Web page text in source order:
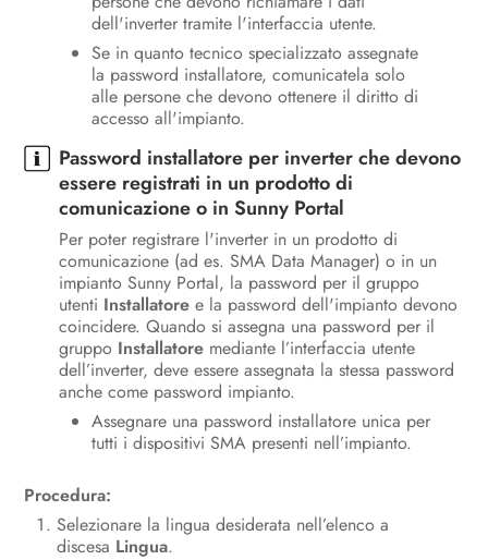
dell'inverter tramite l'interfaccia utente.
Se in quanto tecnico specializzato assegnate
la password installatore, comunicatela solo
alle persone che devono ottenere il diritto di
accesso all'impianto.
Password installatore per inverter che devono
essere registrati in un prodotto di
comunicazione o in Sunny Portal
Per poter registrare l'inverter in un prodotto di
comunicazione (ad es. SMA Data Manager) o in un
impianto Sunny Portal, la password per il gruppo
utenti Installatore e la password dell'impianto devono
coincidere. Quando si assegna una password per il
gruppo Installatore mediante l’interfaccia utente
dell’inverter, deve essere assegnata la stessa password
anche come password impianto.
Assegnare una password installatore unica per
tutti i dispositivi SMA presenti nell’impianto.
Procedura:
Selezionare la lingua desiderata nell’elenco a
discesa Lingua.
Contatto
Dichiarazione di conformità UE